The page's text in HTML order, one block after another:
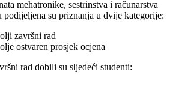
mehatronike, sestrinstva i računarstva
su priznanja u dvije kategorije:
završni rad
ostvaren prosjek ocjena
rad dobili su sljedeći studenti: